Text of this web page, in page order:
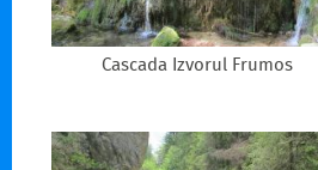
Cascada Izvorul Frumos